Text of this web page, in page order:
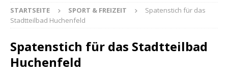
STARTSEITE SPORT & FREIZEIT
Spatenstich für das
Stadtteilbad Huchenfeld
Spatenstich für das Stadtteilbad
Huchenfeld